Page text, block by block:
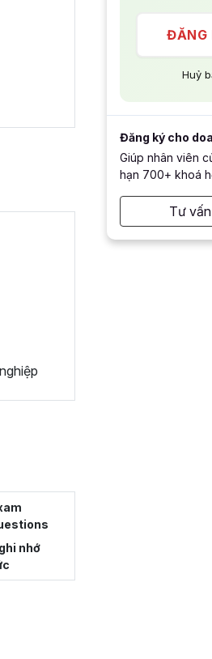
nhớ
ĐĂNG
Huỷ
Đăng ký cho
Giúp nhân viên
hạn 700+ khoá
Tư